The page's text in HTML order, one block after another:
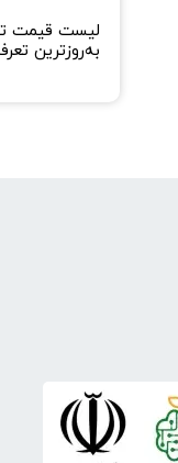
لیست قیمت
به‌روزترین